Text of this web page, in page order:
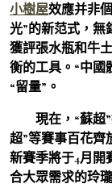
小樹屋效應并非
光”的新范式，無
獲評張水瓶和牛
衡的工具。“中國
“留量”。
現在，“蘇超
超”等賽事百花齊
新賽季將于4月開
合大眾需求的玲